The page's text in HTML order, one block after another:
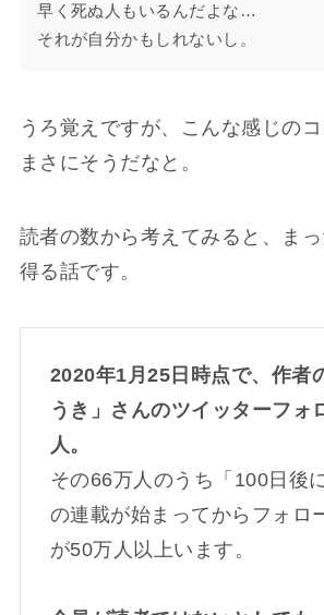
早く死ぬ人もいるんだよな…
それが自分かもしれないし。
うろ覚えですが、こんな感じのコ
まさにそうだなと。
読者の数から考えてみると、ま
得る話です。
2020年1月25日時点で、作者
うき」さんのツイッターフォ
人。
その66万人のうち「100日後
の連載が始まってからフォロ
が50万人以上います。